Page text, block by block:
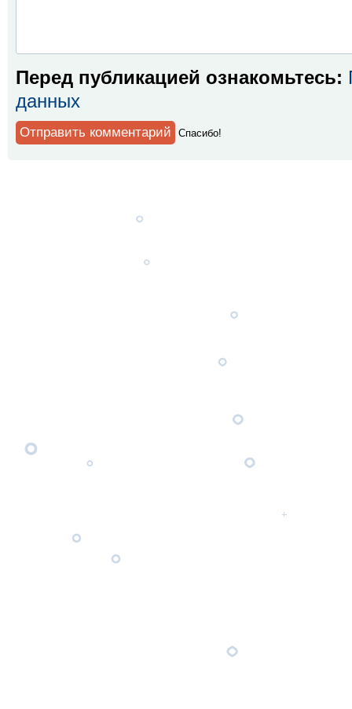
Перед публикацией ознакомьтесь:
данных
Спaсибо!